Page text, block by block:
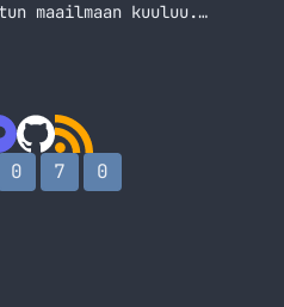
maailmaan kuuluu.
niin olin sitäkin
0 7 0